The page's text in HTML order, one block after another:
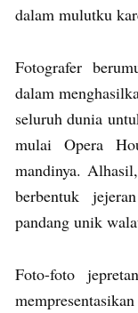
dalam mulutku
Fotografer
dalam
seluruh dunia
mulai Opera
mandinya.
berbentuk
pandang unik
Foto-foto